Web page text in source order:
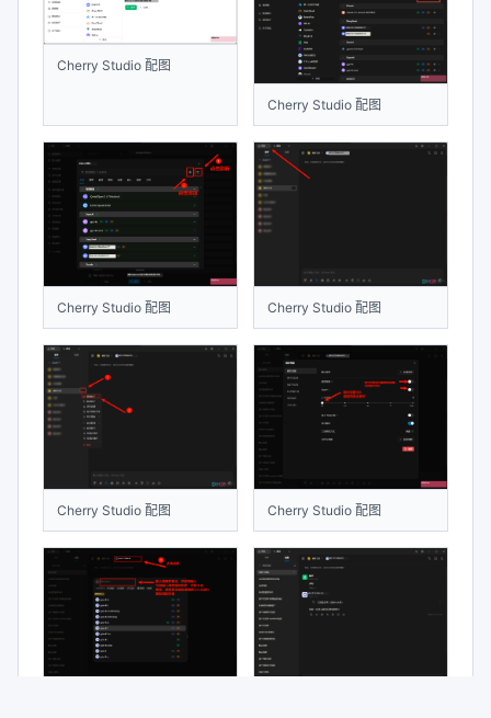
Cherry Studio 配图
Cherry Studio 配图
Cherry Studio 配图 Cherry Studio 配图
Cherry Studio 配图 Cherry Studio 配图